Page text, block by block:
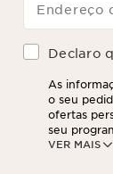
Endereço
Declaro
VER MAIS
As
o seu
ofertas
seu
partir do